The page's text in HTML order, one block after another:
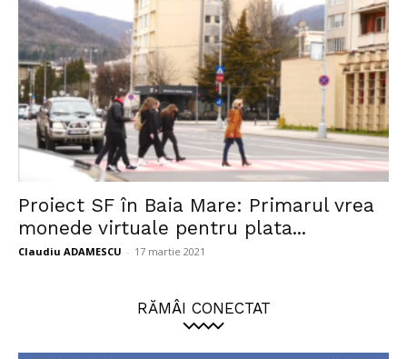
Proiect SF în Baia Mare: Primarul vrea
monede virtuale pentru plata...
Claudiu ADAMESCU - 17 martie 2021
RĂMÂI CONECTAT